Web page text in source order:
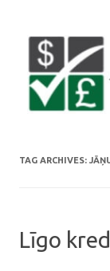
TAG ARCHIVES:
Līgo